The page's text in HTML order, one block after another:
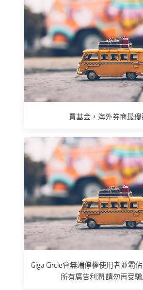
買基金，海外券商最優
Giga Circle會無端停權使用者並霸
所有廣告利潤,請勿再受